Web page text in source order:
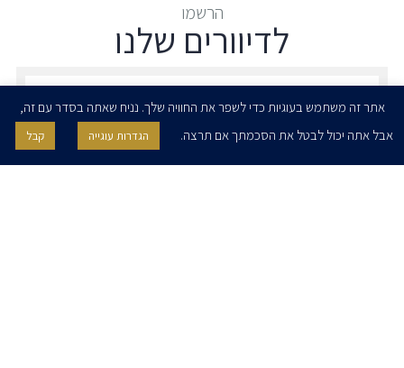
הרשמו
לדיוורים שלנו
אני מאשר/ת בזאת להרצוג, פוקס, נאמן ושות' לשלוח לי ניוזלטרים,
הודעות והזמנות לאירועים וכנסים. אני רשאי/ת לחזור בי מהסכמתי לעיל בכל
אתר זה משתמש בעוגיות כדי לשפר את החוויה שלך. נניח שאתה בסדר עם זה,
אבל אתה יכול לבטל את הסכמתך אם תרצה.
הגדרות עוגייה קבל